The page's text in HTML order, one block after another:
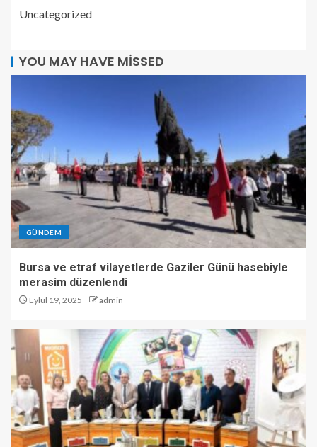
Uncategorized
YOU MAY HAVE MISSED
GÜNDEM
Bursa ve etraf vilayetlerde Gaziler Günü hasebiyle
merasim düzenlendi
Eylül 19, 2025 admin